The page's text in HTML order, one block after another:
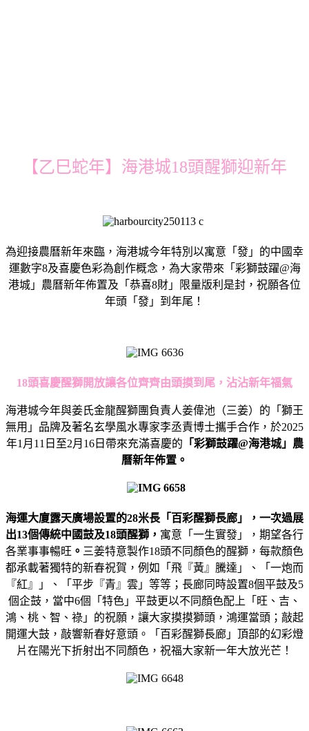
【乙巳蛇年】海港城18頭醒獅迎新年
為迎接農曆新年來臨，海港城今年特別以寓意「發」的中國幸
運數字8及喜慶色彩為創作概念，為大家帶來「彩獅鼓躍@海
港城」農曆新年佈置及「恭喜8財」限量版利是封，祝願各位
年頭「發」到年尾！
18頭喜慶醒獅開放讓各位齊齊由頭摸到尾，沾沾新年福氣
海港城今年與姜氏金龍醒獅團負責人姜偉池（三姜）的「獅王
無用」品牌及著名玄學風水專家李丞責博士攜手合作，於2025
年1月11日至2月16日帶來充滿喜慶的 「彩獅鼓躍@海港城」農
曆新年佈置。
海運大廈露天廣場設置的28米長「百彩醒獅長廊」，一次過展
出13個傳統中國鼓及18頭醒獅， 寓意「一生實發」，期望各行
各業事事暢旺 。 三姜特意製作18頭不同顏色的醒獅，每款顏色
都承載著獨特的新春祝賀，例如「飛『黃』騰達」、「一炮而
『紅』」、「平步『青』雲」等等；長廊同時設置8個平鼓及5
個企鼓，當中6個「特色」平鼓更以不同顏色配上「旺、吉、
鴻、桃、智、祿」的祝願，讓大家摸摸獅頭，鴻運當頭；敲起
開運大鼓，敲響新春好意頭。「百彩醒獅長廊」頂部的幻彩燈
片在陽光下折射出不同顏色，祝福大家新一年大放光芒！